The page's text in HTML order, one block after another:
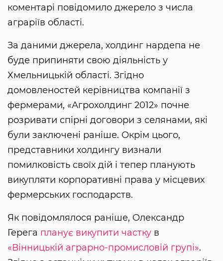
коментарі повідомило джерело з числа
аграріїв області.
За даними джерела, холдинг нардепа не
буде припиняти свою діяльність у
Хмельницькій області. Згідно
домовленостей керівництва компанії з
фермерами, «Агрохолдинг 2012» почне
розривати спірні договори з селянами, які
були заключені раніше. Окрім цього,
представники холдингу визнали
помилковість своїх дій і тепер планують
викупляти корпоративні права у місцевих
фермерських господарств.
Як повідомлялося раніше, Олександр
Герега планує викупити частку в
«Вінницькій аграрно-промисловій групі».